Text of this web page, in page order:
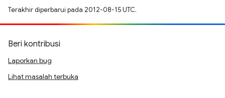
Terakhir diperbarui pada 2012-08-15 UTC.
Beri kontribusi
Laporkan bug
Lihat masalah terbuka